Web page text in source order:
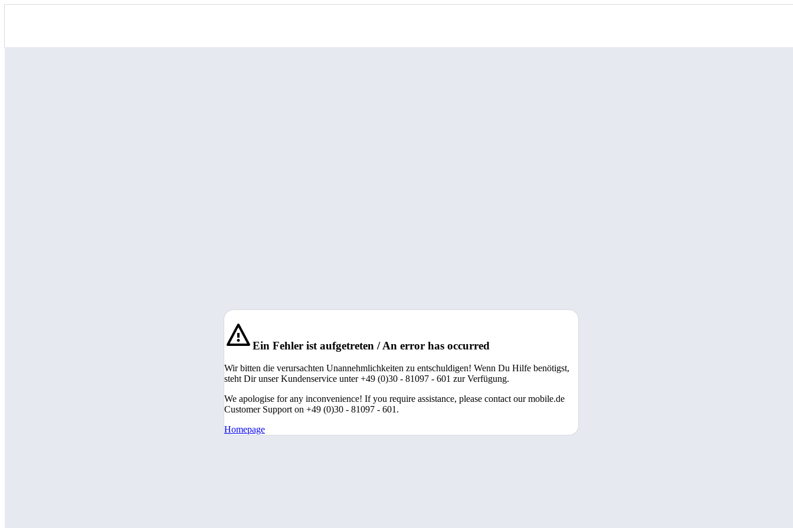
Ein Fehler ist aufgetreten / An error has occurred
Wir bitten die verursachten Unannehmlichkeiten zu entschuldigen! Wenn Du Hilfe benötigst,
steht Dir unser Kundenservice unter +49 (0)30 - 81097 - 601 zur Verfügung.
We apologise for any inconvenience! If you require assistance, please contact our mobile.de
Customer Support on +49 (0)30 - 81097 - 601.
Homepage